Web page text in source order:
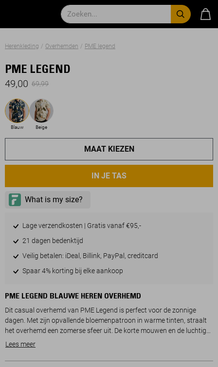
Herenkleding Overhemden PME legend
PME LEGEND
49,00 69,99
Blauw Beige
MAAT KIEZEN
IN JE TAS
Lage verzendkosten | Gratis vanaf €95,-
21 dagen bedenktijd
Veilig betalen: iDeal, Billink, PayPal, creditcard
Spaar 4% korting bij elke aankoop
PME LEGEND BLAUWE HEREN OVERHEMD
Dit casual overhemd van PME Legend is perfect voor de zonnige
dagen. Met zijn opvallende bloemenpatroon in warme tinten, straalt
het overhemd een zomerse sfeer uit. De korte mouwen en de luchtige
100% katoenen stof maken het comfortabel om te dragen, zelfs op de
lekker ruim zonder de stijlvolle snit te verliezen. De klassieke
Lees meer